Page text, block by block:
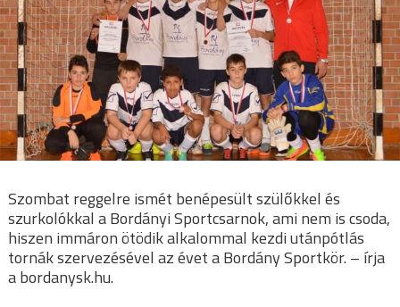
Szombat reggelre ismét benépesült szülőkkel és
szurkolókkal a Bordányi Sportcsarnok, ami nem is csoda,
hiszen immáron ötödik alkalommal kezdi utánpótlás
tornák szervezésével az évet a Bordány Sportkör. – írja
a bordanysk.hu.